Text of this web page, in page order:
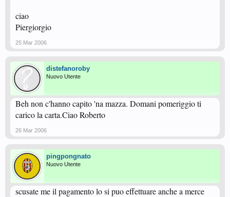
ciao
Piergiorgio
25 Mar 2006
distefanoroby
Nuovo Utente
Beh non c'hanno capito 'na mazza. Domani pomeriggio ti
carico la carta.Ciao Roberto
26 Mar 2006
pingpongnato
Nuovo Utente
scusate me il pagamento lo si puo effettuare anche a merce